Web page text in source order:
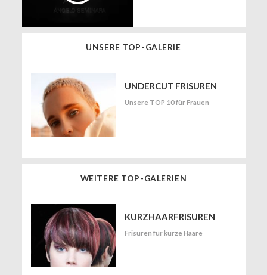
UNSERE TOP-GALERIE
UNDERCUT FRISUREN
Unsere TOP 10 für Frauen
WEITERE TOP-GALERIEN
KURZHAARFRISUREN
Frisuren für kurze Haare